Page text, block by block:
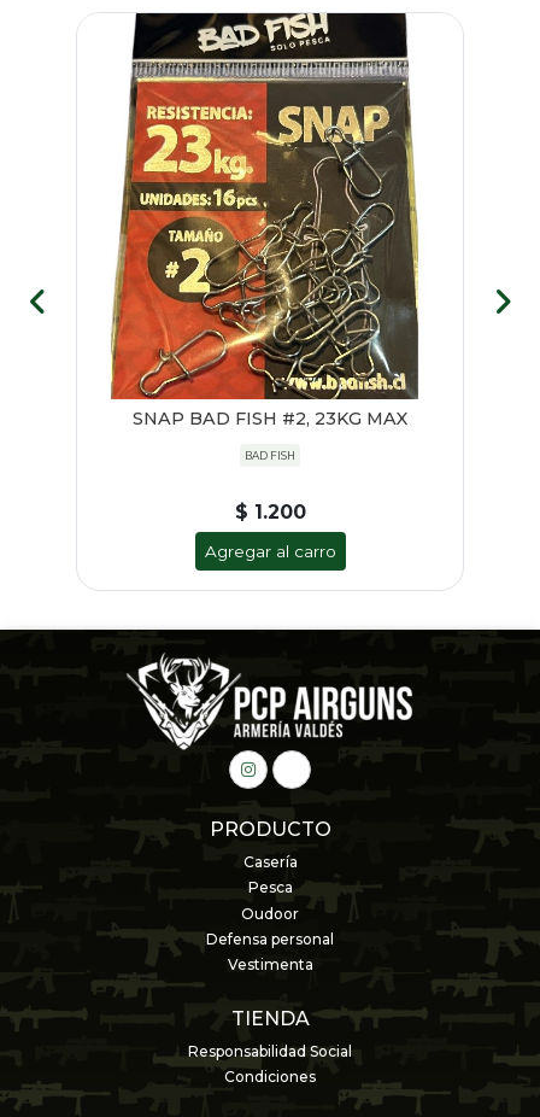
SNAP BAD FISH #2, 23KG MAX
BAD FISH
$ 1.200
Agregar al carro
PRODUCTO
Casería
Pesca
Oudoor
Defensa personal
Vestimenta
TIENDA
Responsabilidad Social
Condiciones